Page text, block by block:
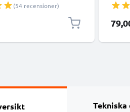
1A för snabb
USB-sladd
(54 recensioner)